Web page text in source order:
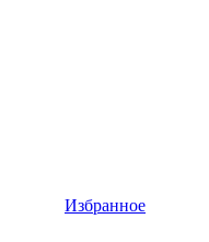
Избранное